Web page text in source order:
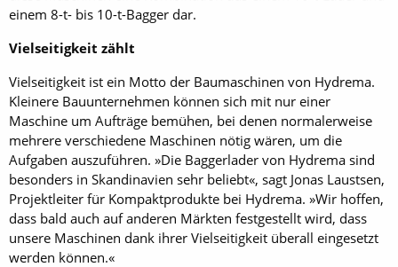
einem 8-t- bis 10-t-Bagger dar.
Vielseitigkeit zählt
Vielseitigkeit ist ein Motto der Baumaschinen von Hydrema.
Kleinere Bauunternehmen können sich mit nur einer
Maschine um Aufträge bemühen, bei denen normalerweise
mehrere verschiedene Maschinen nötig wären, um die
Aufgaben auszuführen. »Die Baggerlader von Hydrema sind
besonders in Skandinavien sehr beliebt«, sagt Jonas Laustsen,
Projektleiter für Kompaktprodukte bei Hydrema. »Wir hoffen,
dass bald auch auf anderen Märkten festgestellt wird, dass
unsere Maschinen dank ihrer Vielseitigkeit überall eingesetzt
werden können.«